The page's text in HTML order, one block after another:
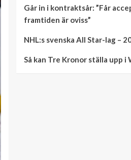
Går in i kontraktsår: ”Får
framtiden är oviss”
NHL:s svenska All Star-lag –
Så kan Tre Kronor ställa upp i